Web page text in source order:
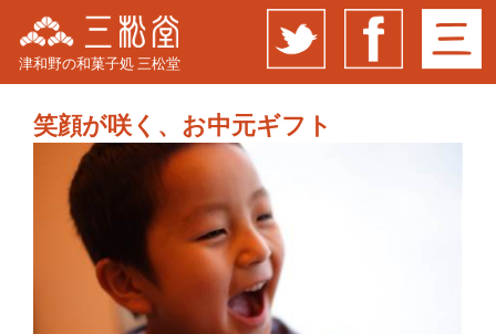
津和野の和菓子処 三松堂
笑顔が咲く、お中元ギフト